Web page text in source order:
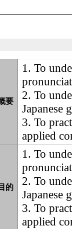
要
1. To
2. To
Japanese
3. To
applied
的
1. To
2. To
Japanese
3. To
applied